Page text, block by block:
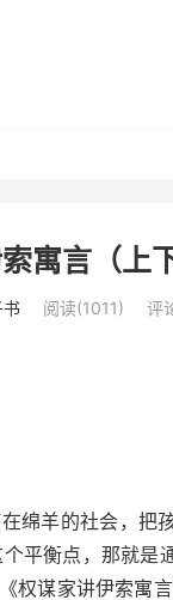
寓言（上
书 阅读(1011) 评
绵羊的社会，把
平衡点，那就是
权谋家讲伊索寓